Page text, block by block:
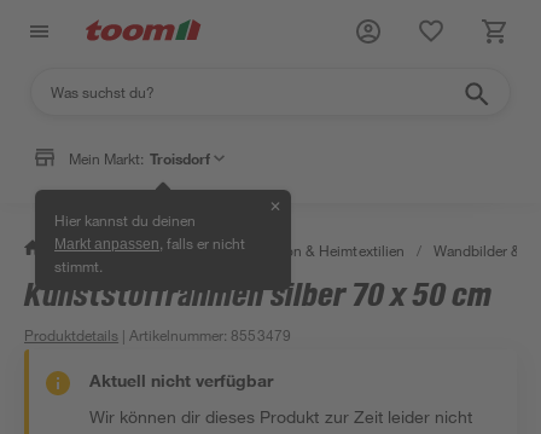
Mein Markt: Troisdorf
Hier kannst du deinen
Markt anpassen , falls er nicht
stimmt.
✕
/ Wohnen & Haushalt / Dekoration & Heimtextilien / Wandbilder &
Kunststoffrahmen silber 70 x 50 cm
Produktdetails | Artikelnummer: 8553479
Aktuell nicht verfügbar
Wir können dir dieses Produkt zur Zeit leider nicht